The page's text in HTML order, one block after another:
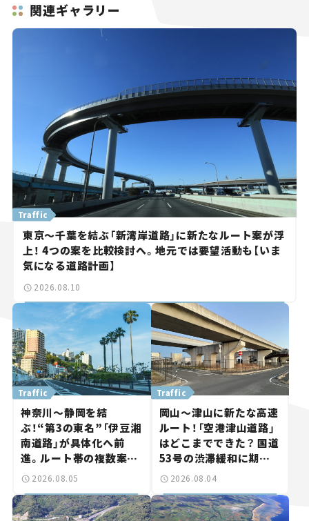
関連ギャラリー
Traffic
東京～千葉を結ぶ「新湾岸道路」に新たなルート案が浮
上！ 4つの案を比較検討へ。地元では要望活動も【いま
気になる道路計画】
2026.08.10
Traffic
神奈川～静岡を結
ぶ！“第3の東名”「伊豆湘
南道路」が具体化へ前
進。ルート帯の複数案検
討へ。熱海まで信号ゼロ
道路計画】
2026.08.05
Traffic
岡山～津山に新たな高速
ルート！「空港津山道路」
はどこまでできた？ 国道
53号の渋滞緩和に期待。
岡山市側でも動きが【い
2026.08.04